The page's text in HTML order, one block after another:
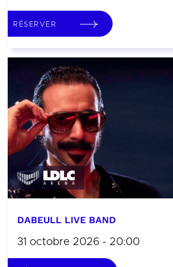
RÉSERVER
DABEULL LIVE BAND
31 octobre 2026 - 20:00